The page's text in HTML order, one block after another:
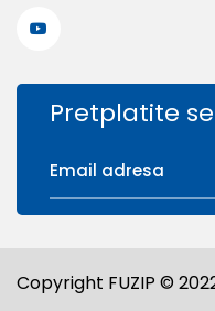
Pretplatite se
Copyright FUZIP ©